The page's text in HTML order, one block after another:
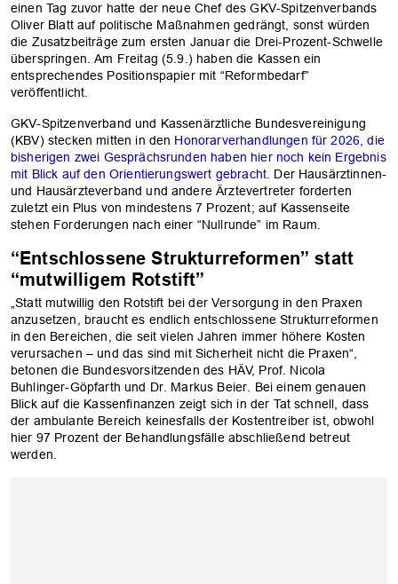
OK
einen Tag zuvor hatte der neue Chef des GKV-Spitzenverbands
Oliver Blatt auf politische Maßnahmen gedrängt, sonst würden
die Zusatzbeiträge zum ersten Januar die Drei-Prozent-Schwelle
überspringen. Am Freitag (5.9.) haben die Kassen ein
entsprechendes Positionspapier mit “Reformbedarf”
veröffentlicht.
GKV-Spitzenverband und Kassenärztliche Bundesvereinigung
(KBV) stecken mitten in den Honorarverhandlungen für 2026, die
bisherigen zwei Gesprächsrunden haben hier noch kein Ergebnis
mit Blick auf den Orientierungswert gebracht . Der Hausärztinnen-
und Hausärzteverband und andere Ärztevertreter forderten
zuletzt ein Plus von mindestens 7 Prozent; auf Kassenseite
stehen Forderungen nach einer “Nullrunde” im Raum.
“Entschlossene Strukturreformen” statt
“mutwilligem Rotstift”
„Statt mutwillig den Rotstift bei der Versorgung in den Praxen
anzusetzen, braucht es endlich entschlossene Strukturreformen
in den Bereichen, die seit vielen Jahren immer höhere Kosten
verursachen – und das sind mit Sicherheit nicht die Praxen“,
betonen die Bundesvorsitzenden des HÄV, Prof. Nicola
Buhlinger-Göpfarth und Dr. Markus Beier. Bei einem genauen
Blick auf die Kassenfinanzen zeigt sich in der Tat schnell, dass
der ambulante Bereich keinesfalls der Kostentreiber ist, obwohl
hier 97 Prozent der Behandlungsfälle abschließend betreut
werden.